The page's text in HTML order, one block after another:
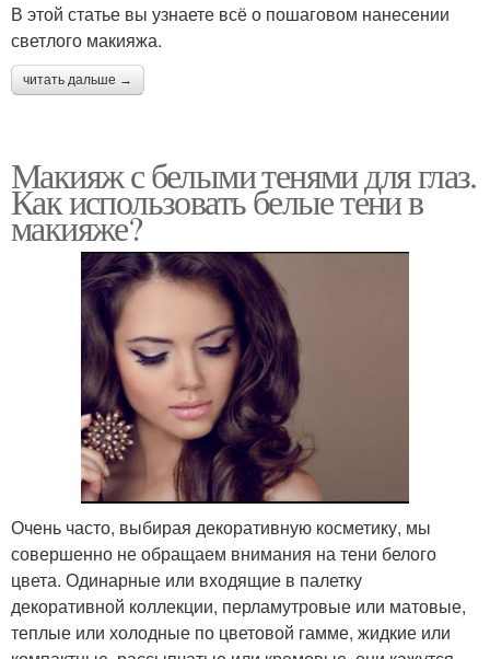
В этой статье вы узнаете всё о пошаговом нанесении
светлого макияжа.
читать дальше →
Макияж с белыми тенями для глаз.
Как использовать белые тени в
макияже?
Очень часто, выбирая декоративную косметику, мы
совершенно не обращаем внимания на тени белого
цвета. Одинарные или входящие в палетку
декоративной коллекции, перламутровые или матовые,
теплые или холодные по цветовой гамме, жидкие или